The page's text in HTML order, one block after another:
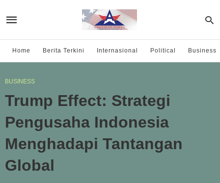
Home Berita Terkini Internasional Political Business
BUSINESS
Trump Effect: Strategi
Pengusaha Indonesia
Menghadapi Tantangan
Global